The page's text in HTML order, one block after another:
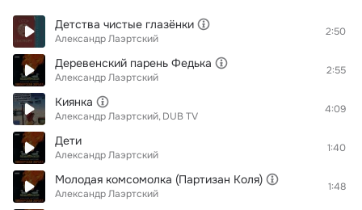
Детства чистые глазёнки
Александр Лаэртский
2:50
Деревенский парень Федька
Александр Лаэртский
2:55
Киянка
Александр Лаэртский DUB TV
4:09
Дети
Александр Лаэртский
1:40
Молодая комсомолка (Партизан Коля)
Александр Лаэртский
1:48